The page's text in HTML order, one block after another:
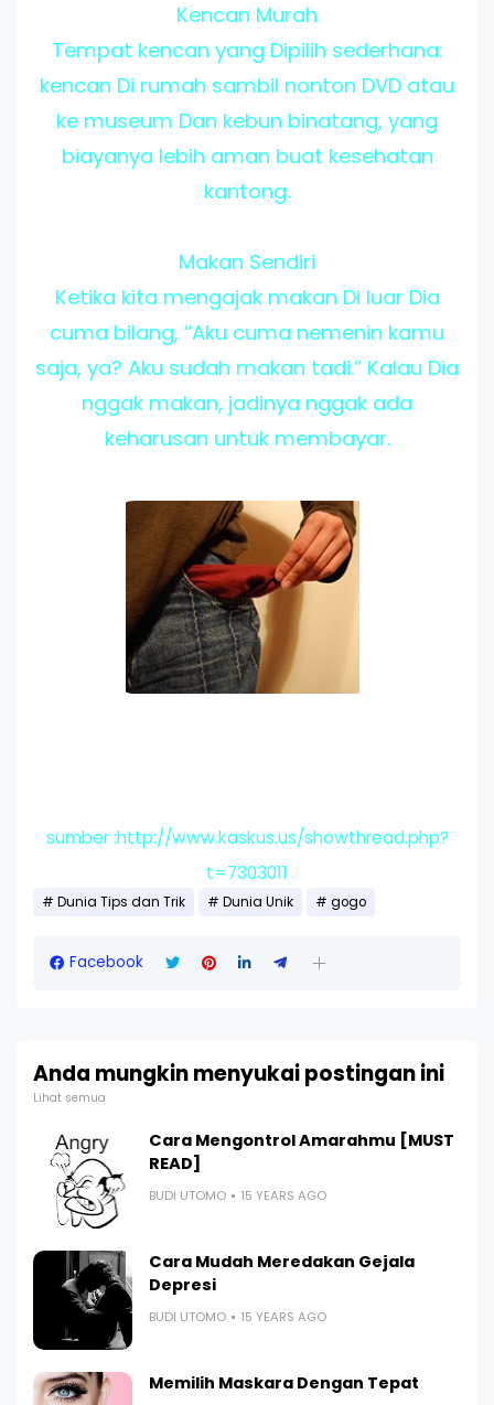
Kencan Murah
Tempat kencan yang Dipilih sederhana:
kencan Di rumah sambil nonton DVD atau
ke museum Dan kebun binatang, yang
biayanya lebih aman buat kesehatan
kantong.
Makan Sendiri
Ketika kita mengajak makan Di luar Dia
cuma bilang, “Aku cuma nemenin kamu
saja, ya? Aku sudah makan tadi.” Kalau Dia
nggak makan, jadinya nggak ada
keharusan untuk membayar.
sumber :http://www.kaskus.us/showthread.php?
t=7303011
Dunia Tips dan Trik Dunia Unik gogo
Facebook
Anda mungkin menyukai postingan ini
Lihat semua
Cara Mengontrol Amarahmu [MUST
READ]
BUDI UTOMO 15 YEARS AGO
Cara Mudah Meredakan Gejala
Depresi
BUDI UTOMO 15 YEARS AGO
Memilih Maskara Dengan Tepat